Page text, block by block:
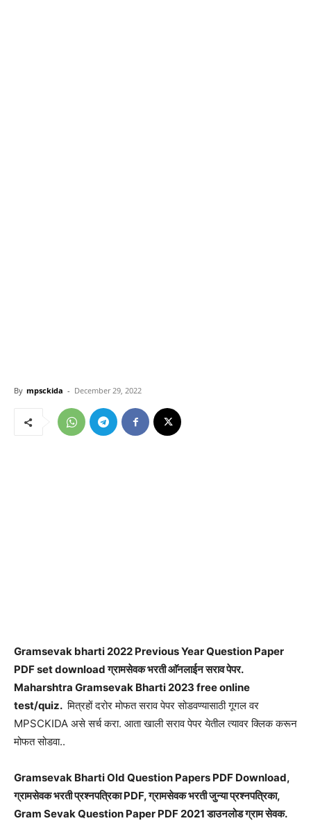
By mpsckida - December 29, 2022
Gramsevak bharti 2022 Previous Year Question Paper
PDF set download ग्रामसेवक भरती आ‍ॅनलाईन सराव पेपर.
Maharshtra Gramsevak Bharti 2023 free online
test/quiz. मित्रहों दरोर मोफत सराव पेपर सोडवण्यासाठी गूगल वर
MPSCKIDA असे सर्च करा. आता खाली सराव पेपर येतील त्यावर क्लिक करून
मोफत सोडवा..
Gramsevak Bharti Old Question Papers PDF Download,
ग्रामसेवक भरती प्रश्नपत्रिका PDF, ग्रामसेवक भरती जुन्या प्रश्नपत्रिका,
Gram Sevak Question Paper PDF 2021 डाउनलोड ग्राम सेवक.